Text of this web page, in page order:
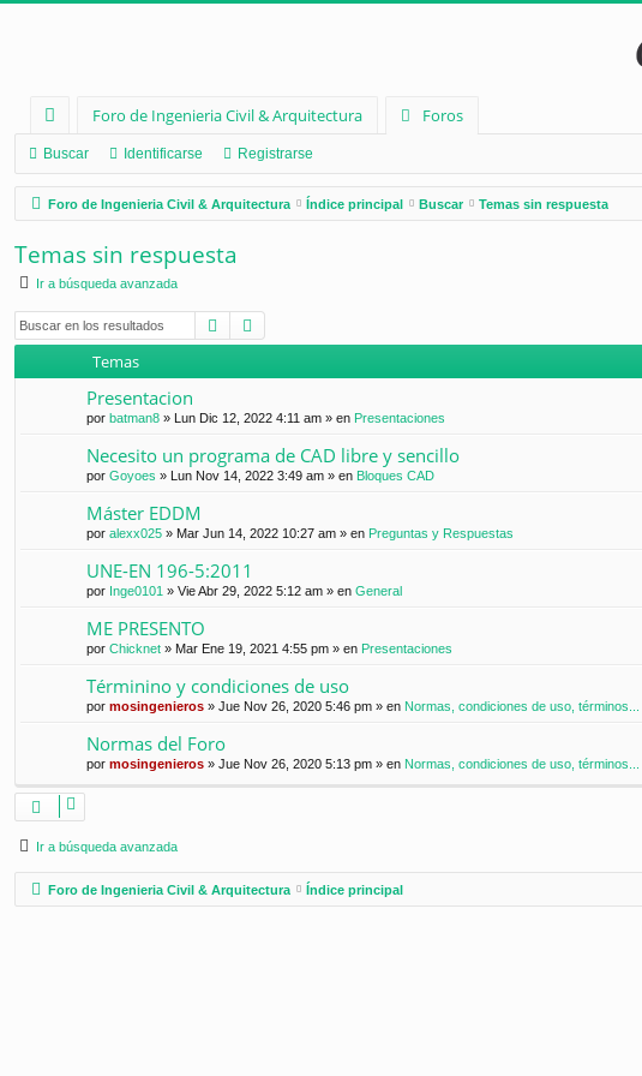
nl
ac
es
rá
d
os
Foro de Ingenieria Civil & Arquitectura
Foros
Buscar Identificarse Registrarse
Foro de Ingenieria Civil & Arquitectura Índice principal Buscar Temas sin respuesta
Temas sin respuesta
Ir a búsqueda avanzada
Buscar
Temas
Presentacion
por batman8 » Lun Dic 12, 2022 4:11 am » en Presentaciones
Necesito un programa de CAD libre y sencillo
por Goyoes » Lun Nov 14, 2022 3:49 am » en Bloques CAD
Máster EDDM
por alexx025 » Mar Jun 14, 2022 10:27 am » en Preguntas y Respuestas
UNE-EN 196-5:2011
por Inge0101 » Vie Abr 29, 2022 5:12 am » en General
ME PRESENTO
por Chicknet » Mar Ene 19, 2021 4:55 pm » en Presentaciones
Términino y condiciones de uso
por mosingenieros » Jue Nov 26, 2020 5:46 pm » en Normas, condiciones de uso, términos...
Normas del Foro
por mosingenieros » Jue Nov 26, 2020 5:13 pm » en Normas, condiciones de uso, términos...
Ir a búsqueda avanzada
Foro de Ingenieria Civil & Arquitectura Índice principal